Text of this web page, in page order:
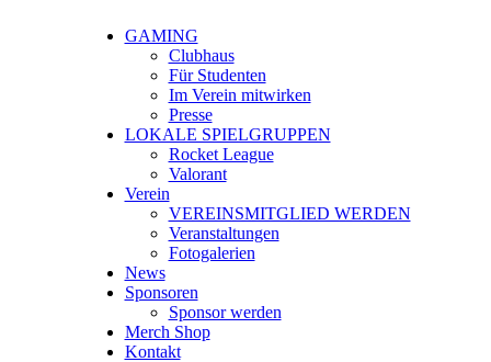
GAMING
Clubhaus
Für Studenten
Im Verein mitwirken
Presse
LOKALE SPIELGRUPPEN
Rocket League
Valorant
Verein
VEREINSMITGLIED WERDEN
Veranstaltungen
Fotogalerien
News
Sponsoren
Sponsor werden
Merch Shop
Kontakt